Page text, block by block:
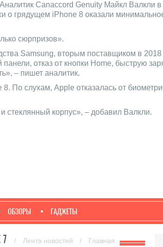
Canaccord Genuity Майкл Валкли
грядущем iPhone 8 оказали
сюрпризов».
Samsung, вторым поставщиком в 2018
отказ от кнопки Home, быструю
– пишет аналитик.
По слухам, Apple отказалась от
стеклянный корпус», – добавил Валкли.
ОБЗОРЫ ГАДЖЕТЫ
/ Лента новостей / Главная